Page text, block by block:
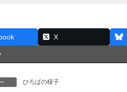
X
ひろばの様子